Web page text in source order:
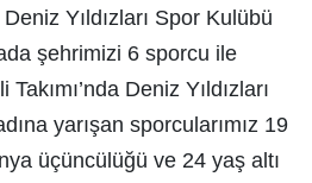
Yıldızları Spor Kulübü
şehrimizi 6 sporcu ile
Deniz Yıldızları
yarışan sporcularımız 19
üçüncülüğü ve 24 yaş altı